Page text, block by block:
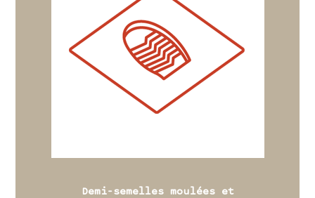
Demi-semelles moulées et